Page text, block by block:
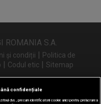
S.A.
și condiții | Politica de
| Codul etic | Sitemap
confidențiale
dvs., precum identificatorii cookie unici pentru prelucrarea